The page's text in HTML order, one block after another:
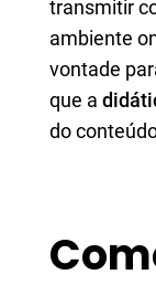
transmitir
ambiente
vontade
que a
do